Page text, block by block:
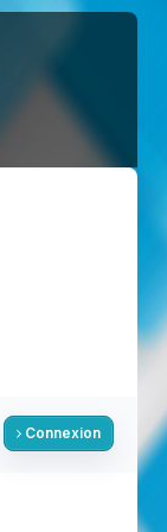
Connexion